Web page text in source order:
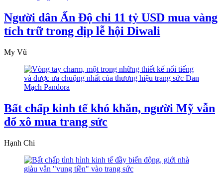
Người dân Ấn Độ chi 11 tỷ USD mua vàng
tích trữ trong dịp lễ hội Diwali
My Vũ
Bất chấp kinh tế khó khăn, người Mỹ vẫn
đổ xô mua trang sức
Hạnh Chi